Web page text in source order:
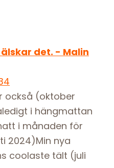
det. - Malin
också (oktober
i hängmattan
i månaden för
2024)Min nya
coolaste tält (juli